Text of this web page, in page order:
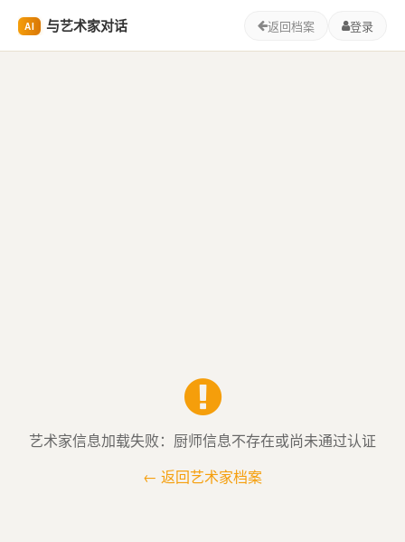
AI 与艺术家对话 返回档案 登录
艺术家信息加载失败：厨师信息不存在或尚未通过认证
← 返回艺术家档案